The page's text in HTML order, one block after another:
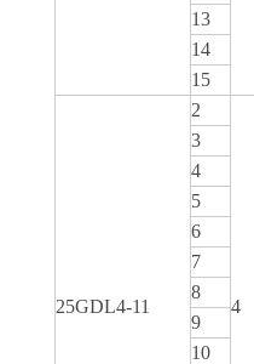
13
14
15
25GDL4-11
2
4
3
4
5
6
7
8
9
10